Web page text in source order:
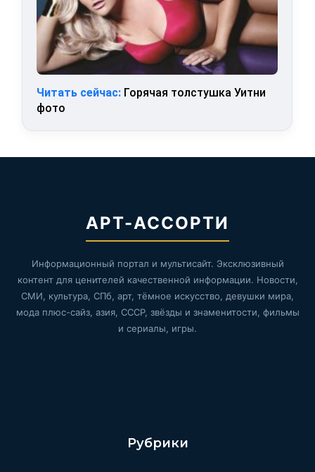
Читать сейчас: Горячая толстушка Уитни
фото
АРТ-АССОРТИ
Информационный портал и мультисайт. Эксклюзивный
контент для ценителей качественной информации. Новости,
СМИ, культура, СПб, арт, тёмное искусство, девушки мира,
мода плюс-сайз, азия, СССР, звёзды и знаменитости, фильмы
и сериалы, игры.
Рубрики